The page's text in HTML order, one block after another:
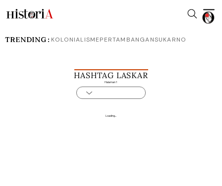
HASHTAG LASKAR
Halaman 1
Loading...
TRENDING : KOLONIALISMEPERTAMBANGANSUKARNO